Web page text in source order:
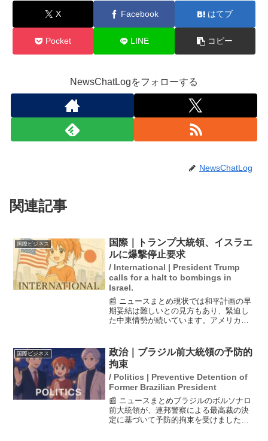
X Facebook はてブ
Pocket LINE コピー
NewsChatLogをフォローする
NewsChatLog
関連記事
国際ビジネス
国際｜トランプ大統領、イスラエ
ルに爆撃停止要求
/ International | President Trump
calls for a halt to bombings in
Israel.
📰 ニュースまとめ現状では和平計画の早
期妥結は難しいとの見方もあり、緊迫し
た中東情勢が続いています。アメリカの
マスが発表した「人質全員の解放に同意
する」という声明を受け...
国際ビジネス
政治｜ブラジル前大統領の予防的
拘束
/ Politics | Preventive Detention of
Former Brazilian President
📰 ニュースまとめブラジルのボルソナロ
前大統領が、連邦警察による最高裁の決
定に基づいて予防的拘束を受けました。